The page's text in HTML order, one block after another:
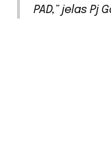
PAD,” jelas Pj